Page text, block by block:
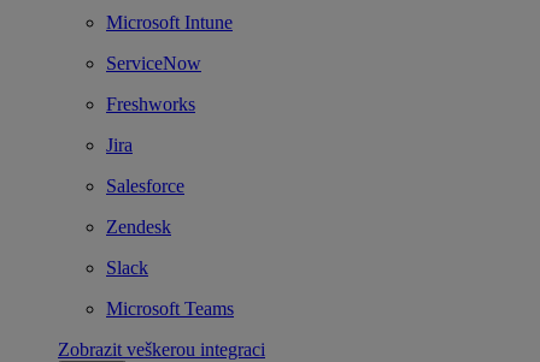
Microsoft Intune
ServiceNow
Freshworks
Jira
Salesforce
Zendesk
Slack
Microsoft Teams
Zobrazit veškerou integraci